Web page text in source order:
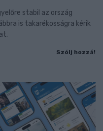
stabil az ország
is takarékosságra kérik
Szólj hozzá!